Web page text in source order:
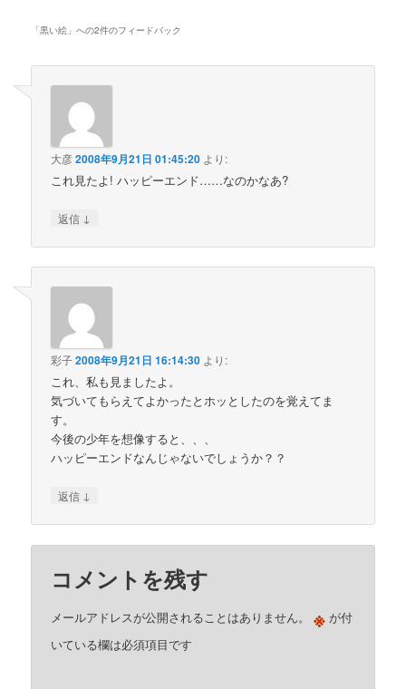
「黒い絵 」への2件のフィードバック
大彦2008年9月21日 01:45:20 より:
これ見たよ! ハッピーエンド……なのかなあ?
返信 ↓
彩子2008年9月21日 16:14:30 より:
これ、私も見ましたよ。
気づいてもらえてよかったとホッとしたのを覚えてま
す。
今後の少年を想像すると、、、
ハッピーエンドなんじゃないでしょうか？？
返信 ↓
コメントを残す
メールアドレスが公開されることはありません。 ※ が付
いている欄は必須項目です